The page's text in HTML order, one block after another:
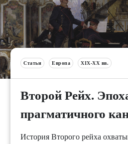
Статьи Европа XIX-XX вв.
Второй Рейх.
прагматичного
История Второго рейха